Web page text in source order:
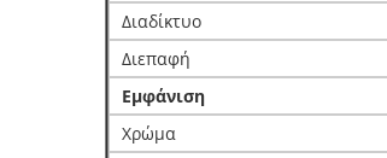
Διαδίκτυο
Διεπαφή
Εμφάνιση
Χρώμα